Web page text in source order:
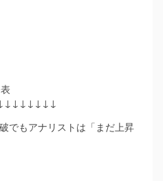
でもアナリストは「まだ上昇